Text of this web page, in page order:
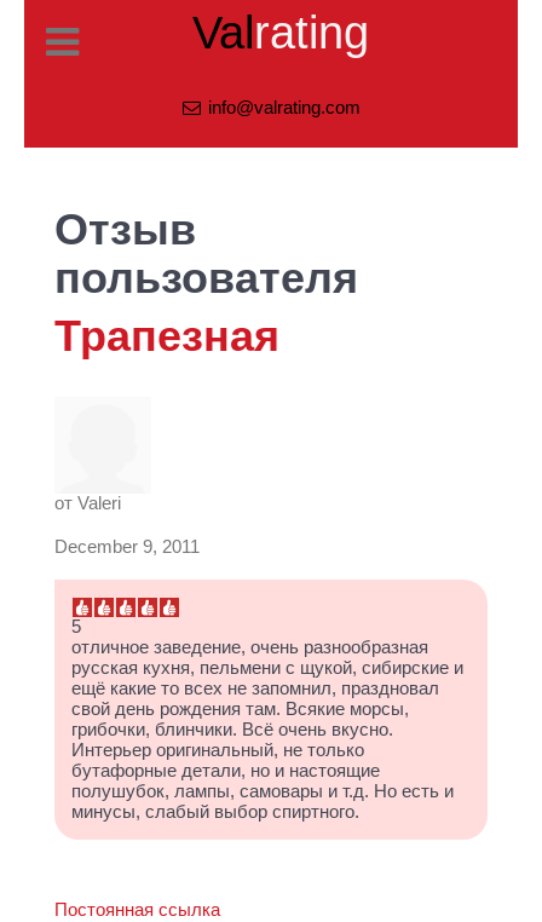
Valrating
info@valrating.com
Отзыв
пользователя
Трапезная
от Valeri
December 9, 2011
5
отличное заведение, очень разнообразная
русская кухня, пельмени с щукой, сибирские и
ещё какие то всех не запомнил, праздновал
свой день рождения там. Всякие морсы,
грибочки, блинчики. Всё очень вкусно.
Интерьер оригинальный, не только
бутафорные детали, но и настоящие
полушубок, лампы, самовары и т.д. Но есть и
минусы, слабый выбор спиртного.
Постоянная ссылка